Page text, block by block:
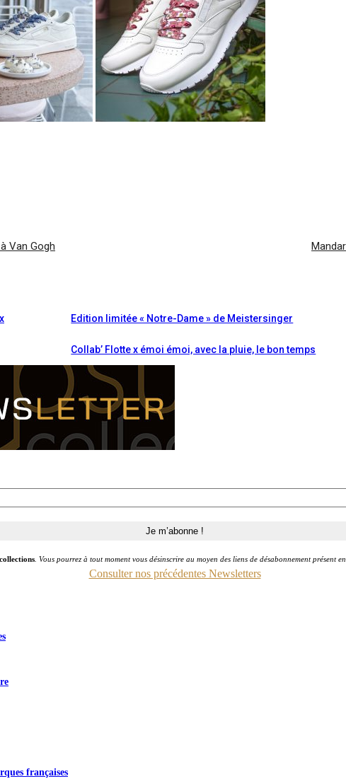
Van Gogh
Edition limitée « Notre-Dame » de Meistersinger
Collab’ Flotte x émoi émoi, avec la pluie, le bon temps
. Vous pourrez à tout moment vous désinscrire au moyen des liens de désabonnement présent
Consulter nos précédentes Newsletters
françaises